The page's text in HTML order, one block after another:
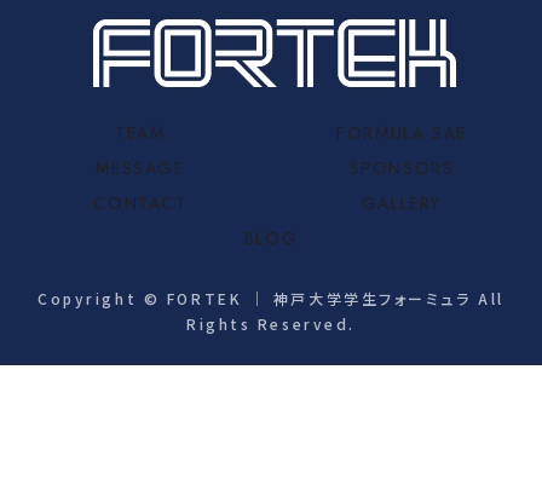
TEAM
FORMULA SAE
MESSAGE
SPONSORS
CONTACT
GALLERY
BLOG
Copyright © FORTEK ｜ 神戸大学学生フォーミュラ All
Rights Reserved.